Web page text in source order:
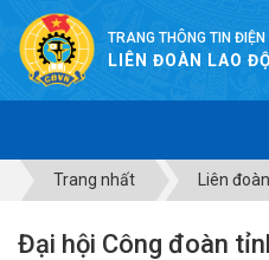
TRANG THÔNG TIN ĐIỆN
LIÊN ĐOÀN LAO
Trang nhất Liên
Đại hội Công đoàn